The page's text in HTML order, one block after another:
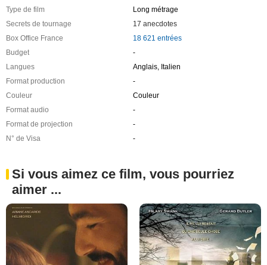
Type de film
Long métrage
Secrets de tournage
17 anecdotes
Box Office France
18 621 entrées
Budget
-
Langues
Anglais, Italien
Format production
-
Couleur
Couleur
Format audio
-
Format de projection
-
N° de Visa
-
Si vous aimez ce film, vous pourriez
aimer ...